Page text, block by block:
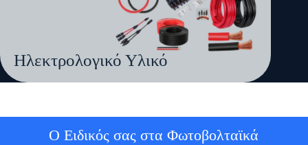
Ηλεκτρολογικό Υλικό
Ο Ειδικός σας στα Φωτοβολταϊκά